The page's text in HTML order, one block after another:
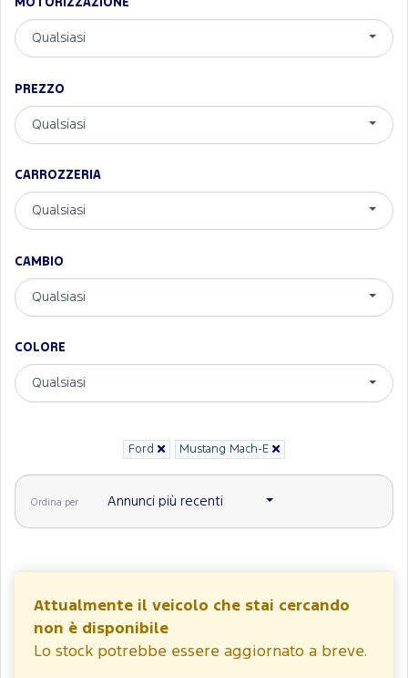
MOTORIZZAZIONE
Qualsiasi
PREZZO
Qualsiasi
CARROZZERIA
Qualsiasi
CAMBIO
Qualsiasi
COLORE
Qualsiasi
Ford Mustang Mach-E
Ordina per Annunci più recenti
Attualmente il veicolo che stai cercando
non è disponibile
Lo stock potrebbe essere aggiornato a breve.